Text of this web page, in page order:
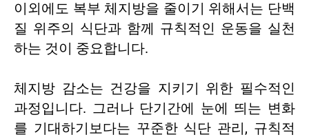
이외에도 복부 체지방을 줄이기 위해서는 단백
질 위주의 식단과 함께 규칙적인 운동을 실천
하는 것이 중요합니다.
체지방 감소는 건강을 지키기 위한 필수적인
과정입니다. 그러나 단기간에 눈에 띄는 변화
를 기대하기보다는 꾸준한 식단 관리, 규칙적